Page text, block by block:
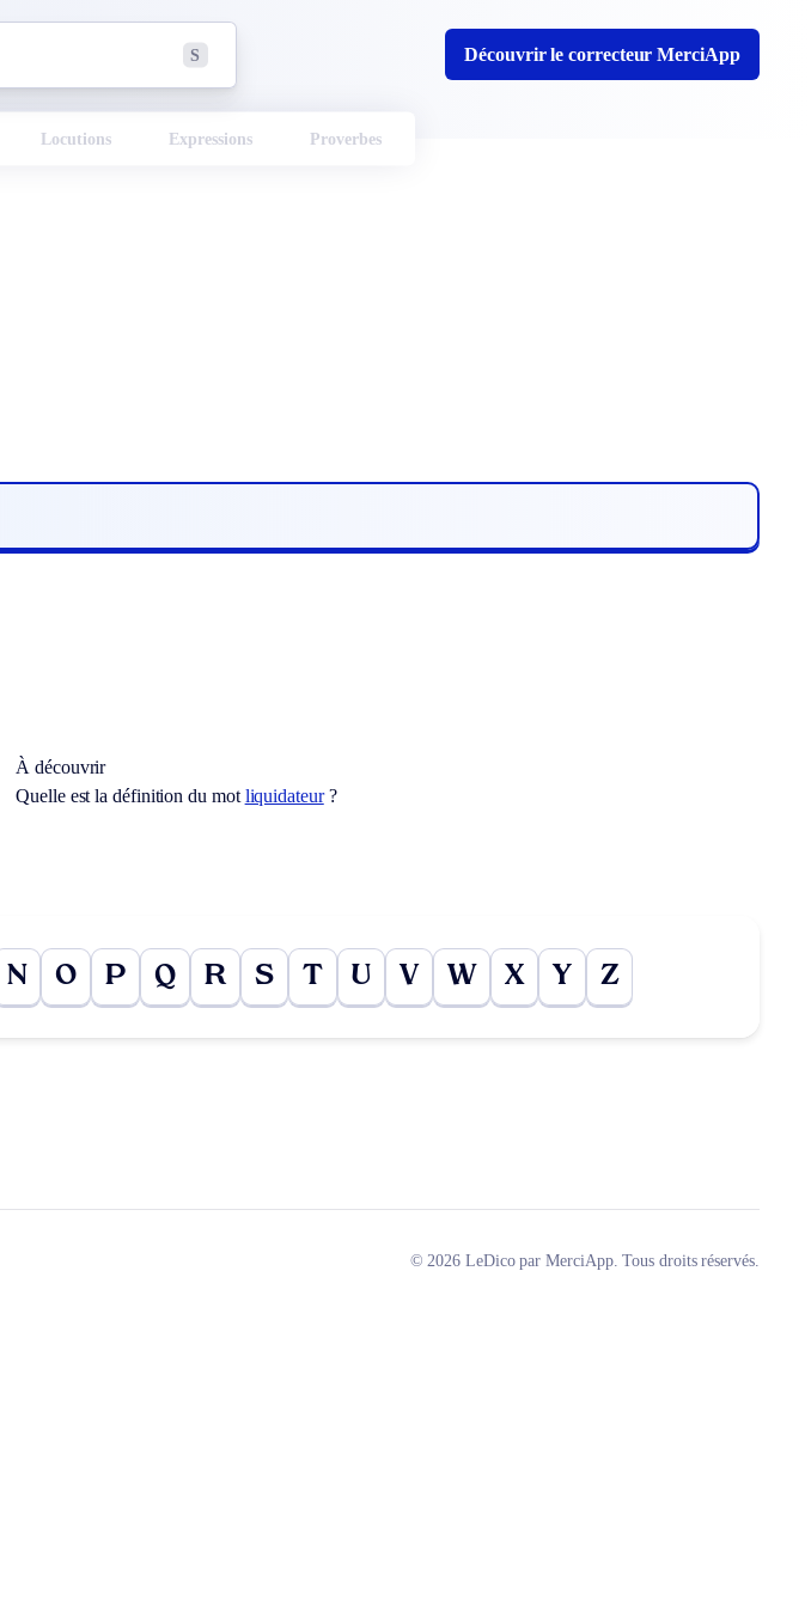
S Découvrir le correcteur MerciApp
Locutions Expressions Proverbes
À découvrir
Quelle est la définition du mot liquidateur?
N O P Q R S T U V W X Y Z
© 2026 LeDico par MerciApp. Tous droits réservés.